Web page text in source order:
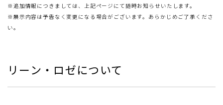
※追加情報につきましては、上記ページにて随時お知らせいたします。
※展示内容は予告なく変更になる場合がございます。あらかじめご了承くださ
い。
リーン・ロゼについて